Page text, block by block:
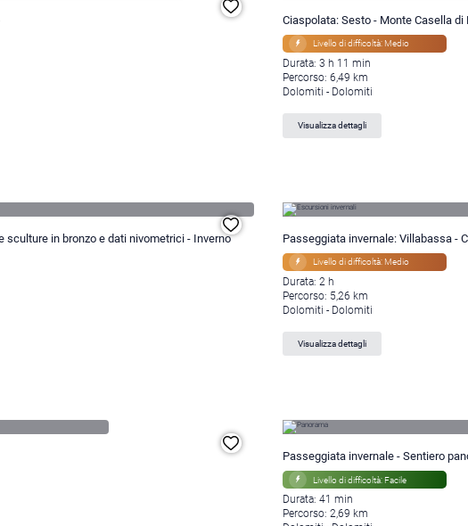
Ciaspolata: Sesto - Monte Casella di
Livello di difficoltà: Medio
Durata: 3 h 11 min
Percorso: 6,49 km
Dolomiti - Dolomiti
Visualizza dettagli
in bronzo e dati nivometrici - Inverno Passeggiata invernale: Villabassa -
Livello di difficoltà: Medio
Durata: 2 h
Percorso: 5,26 km
Dolomiti - Dolomiti
Visualizza dettagli
Passeggiata invernale - Sentiero
Livello di difficoltà: Facile
Durata: 41 min
Percorso: 2,69 km